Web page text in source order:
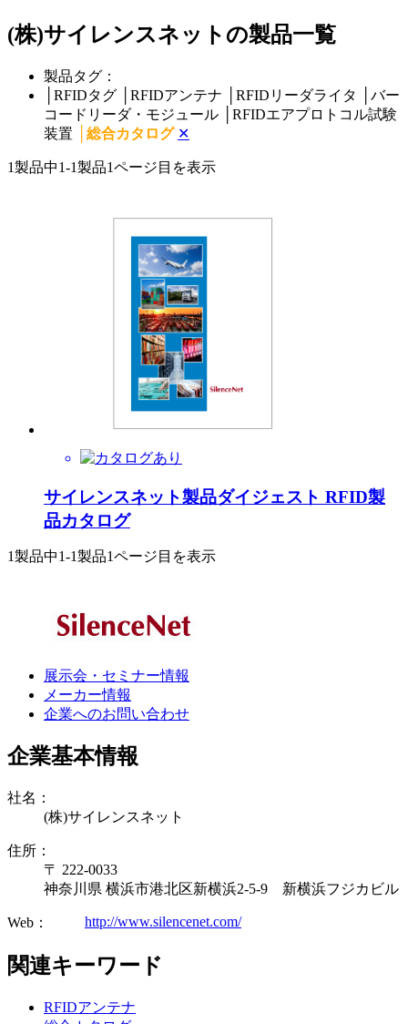
(株)サイレンスネットの製品一覧
製品タグ：
RFIDタグ RFIDアンテナ RFIDリーダライタ
バー
コードリーダ・モジュール
RFIDエアプロトコル試験
装置
総合カタログ ✕
1製品中1-1製品1ページ目を表示
サイレンスネット製品ダイジェスト RFID製
品カタログ
1製品中1-1製品1ページ目を表示
展示会・セミナー情報
メーカー情報
企業へのお問い合わせ
企業基本情報
社名：
(株)サイレンスネット
住所：
〒 222-0033
神奈川県 横浜市港北区新横浜2-5-9 新横浜フジカビル
Web： http://www.silencenet.com/
関連キーワード
RFIDアンテナ